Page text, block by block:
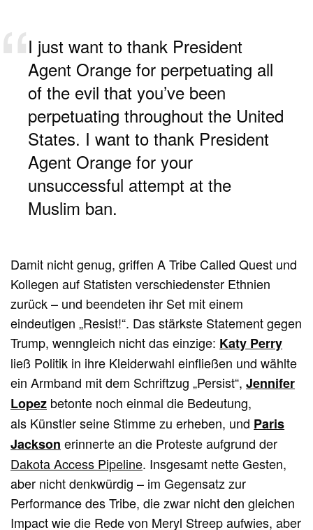
I just want to thank President
Agent Orange for perpetuating all
of the evil that you’ve been
perpetuating throughout the United
States. I want to thank President
Agent Orange for your
unsuccessful attempt at the
Muslim ban.
Damit nicht genug, griffen A Tribe Called Quest und
Kollegen auf Statisten verschiedenster Ethnien
zurück – und beendeten ihr Set mit einem
eindeutigen „Resist!“. Das stärkste Statement gegen
Trump, wenngleich nicht das einzige: Katy Perry
ließ Politik in ihre Kleiderwahl einfließen und wählte
ein Armband mit dem Schriftzug „Persist“,Jennifer
Lopez betonte noch einmal die Bedeutung,
als Künstler seine Stimme zu erheben, und Paris
Jackson erinnerte an die Proteste aufgrund der
Dakota Access Pipeline. Insgesamt nette Gesten,
aber nicht denkwürdig – im Gegensatz zur
Performance des Tribe, die zwar nicht den gleichen
Impact wie die Rede von Meryl Streep aufwies, aber